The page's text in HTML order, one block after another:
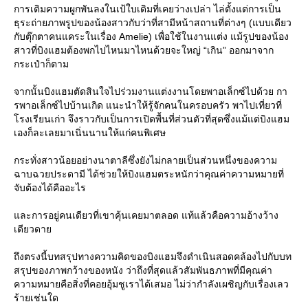
การเติมความผูกพันลงในเป้ใบเดิมที่เคยว่างเปล่า ไล่ตั้งแต่การเป็น
ธุระถ่ายภาพรูปของน้องสาวกับว่าที่สามีหน้าสถานที่ต่างๆ (แบบเดียว
กับตุ๊กตาคนแคระในเรื่อง Amelie) เพื่อใช้ในงานแต่ง แม้รูปของน้อง
สาวที่บิงแฮมต้องพกไปไหนมาไหนด้วยจะใหญ่ “เกิน” ออกมาจาก
กระเป๋าก็ตาม
จากนั้นบิงแฮมตัดสินใจไปร่วมงานแต่งงานโดยพาอเล็กซ์ไปด้วย กา
รพาอเล็กซ์ไปบ้านเกิด แนะนำให้รู้จักคนในครอบครัว พาไปเที่ยวที่
รงเรียนเก่า จึงราวกับเป็นการเปิดพื้นที่ส่วนตัวที่สุดซึ่งแม้แต่บิงแฮม
เองก็ละเลยมาเนิ่นนานให้แก่คนพิเศษ
กระทั่งสาวน้อยอย่างนาตาลีซึ่งยังไม่กลายเป็นส่วนหนึ่งของความ
ฉาบฉวยประดามี ได้ช่วยให้บิงแฮมตระหนักว่าคุณค่าความหมายที่
จับต้องได้คืออะไร
ละการอยู่คนเดียวที่เขาคุ้นเคยมาตลอด แท้แล้วคือความอ้างว้าง
เดียวดา
ถึงตรงนี้บทสรุปทางความคิดของบิงแฮมจึงดำเนินสอดคล้องไปกับบท
สรุปของภาพกว้างของหนัง ว่าถึงที่สุดแล้วสัมพันธภาพที่มีคุณค่า
ความหมายคือสิ่งที่คอยอุ้มชูเราได้เสมอ ไม่ว่ากำลังเผชิญกับเรื่องเลว
ร้ายเช่นใด